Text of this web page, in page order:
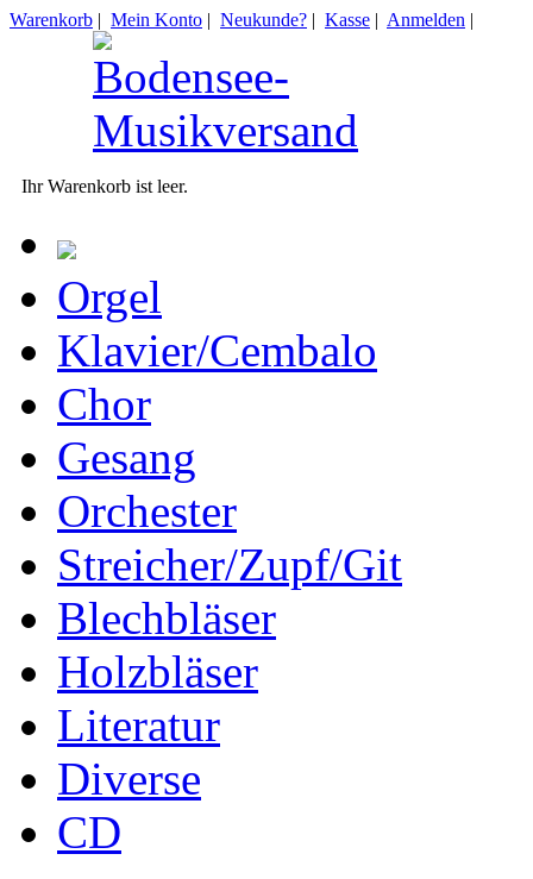
Warenkorb | Mein Konto | Neukunde? | Kasse | Anmelden |
Ihr Warenkorb ist leer.
Orgel
Klavier/Cembalo
Chor
Gesang
Orchester
Streicher/Zupf/Git
Blechbläser
Holzbläser
Literatur
Diverse
CD